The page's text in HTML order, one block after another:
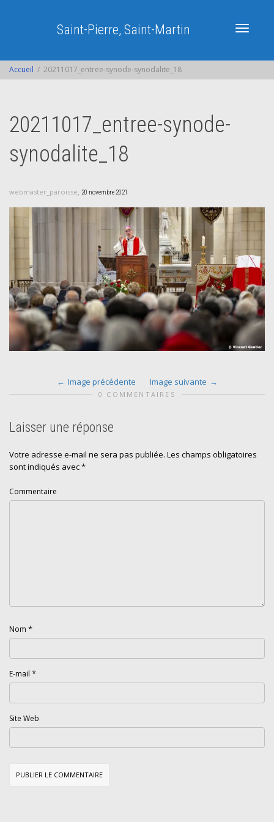
Saint-Pierre, Saint-Martin
Accueil 20211017_entree-synode-synodalite_18
20211017_entree-synode-
synodalite_18
webmaster_paroisse, 20 novembre 2021
Image précédente Image suivante
0 COMMENTAIRES
Laisser une réponse
Votre adresse e-mail ne sera pas publiée. Les champs obligatoires
sont indiqués avec*
Commentaire
Nom *
E-mail *
Site Web